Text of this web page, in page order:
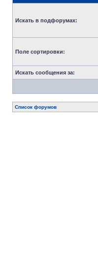
Искать в подфорумах:
Поле сортировки:
Искать сообщения за:
Список форумов